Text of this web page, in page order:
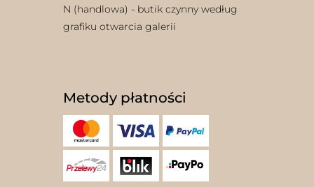
N (handlowa) - butik czynny według
grafiku otwarcia galerii
Metody płatności